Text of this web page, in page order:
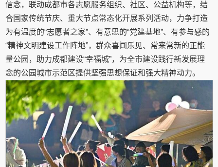
信念，联动成都市各志愿服务组织、社区、公益机构等，结
合国家传统节庆、重大节点常态化开展系列活动，力争打造
为有温度的“志愿者之家”、有意思的“党建基地”、有参与感的
“精神文明建设工作阵地”，群众喜闻乐见、常来常新的正能
量公园，助力成都建设“幸福城”，为全市建设践行新发展理
念的公园城市示范区提供坚强思想保证和强大精神动力。